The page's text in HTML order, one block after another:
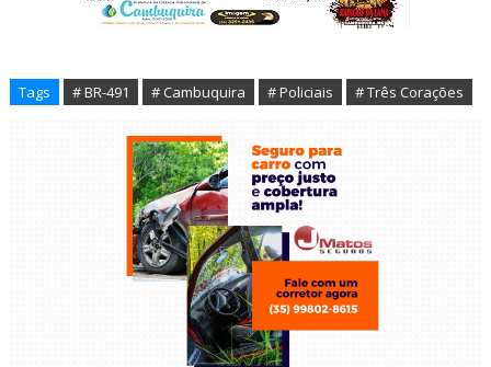
Tags # BR-491 # Cambuquira # Policiais # Três Corações